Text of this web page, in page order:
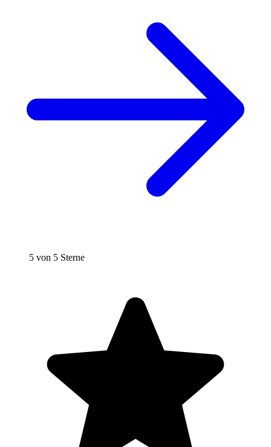
5 von 5 Sterne